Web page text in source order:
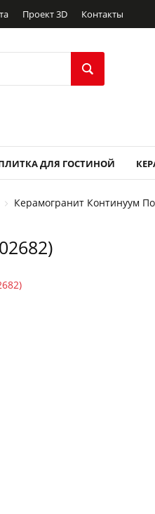
Проект 3D Контакты
ДЛЯ ГОСТИНОЙ
Керамогранит Континуум